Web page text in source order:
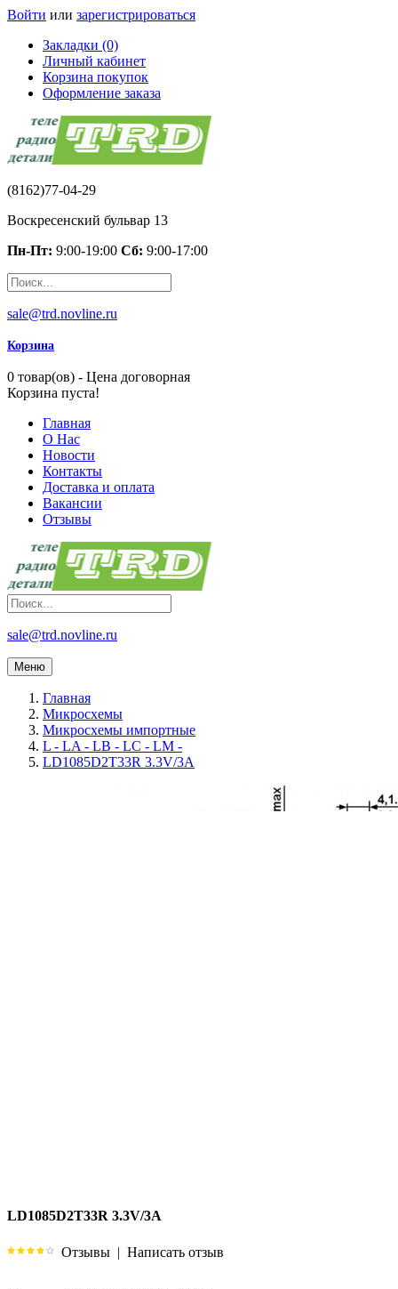
Войти или зарегистрироваться
Закладки (0)
Личный кабинет
Корзина покупок
Оформление заказа
(8162)77-04-29
Воскресенский бульвар 13
Пн-Пт: 9:00-19:00 Сб: 9:00-17:00
sale@trd.novline.ru
Корзина
0 товар(ов) - Цена договорная
Корзина пуста!
Главная
О Нас
Новости
Контакты
Доставка и оплата
Вакансии
Отзывы
sale@trd.novline.ru
Меню
Главная
Микросхемы
Микросхемы импортные
L - LA - LB - LC - LM -
LD1085D2T33R 3.3V/3A
LD1085D2T33R 3.3V/3A
Отзывы | Написать отзыв